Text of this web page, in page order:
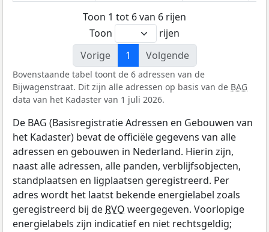
Toon 1 tot 6 van 6 rijen
Toon
rijen
Vorige
1 Volgende
Bovenstaande tabel toont de 6 adressen van de
Bijwagenstraat. Dit zijn alle adressen op basis van de BAG
data van het Kadaster van 1 juli 2026.
De BAG (Basisregistratie Adressen en Gebouwen van
het Kadaster) bevat de officiële gegevens van alle
adressen en gebouwen in Nederland. Hierin zijn,
naast alle adressen, alle panden, verblijfsobjecten,
standplaatsen en ligplaatsen geregistreerd. Per
adres wordt het laatst bekende energielabel zoals
geregistreerd bij de RVO weergegeven. Voorlopige
energielabels zijn indicatief en niet rechtsgeldig;